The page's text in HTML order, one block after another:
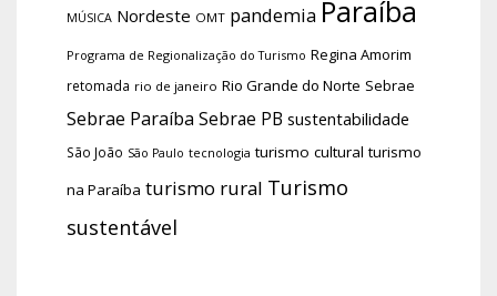
MÚSICA Nordeste OMT pandemia Paraíba
Programa de Regionalização do Turismo Regina Amorim
retomada rio de janeiro Rio Grande do Norte Sebrae
Sebrae Paraíba Sebrae PB sustentabilidade
São João São Paulo tecnologia turismo cultural turismo
na Paraíba turismo rural Turismo
sustentável